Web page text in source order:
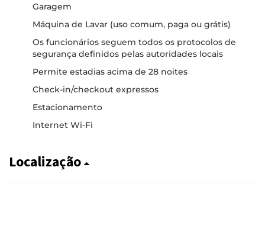
Garagem
Máquina de Lavar (uso comum, paga ou grátis)
Os funcionários seguem todos os protocolos de
segurança definidos pelas autoridades locais
Permite estadias acima de 28 noites
Check-in/checkout expressos
Estacionamento
Internet Wi-Fi
Localização